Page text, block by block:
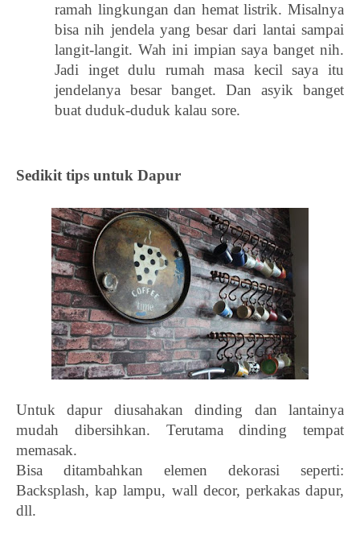
ramah lingkungan dan hemat listrik. Misalnya
bisa nih jendela yang besar dari lantai sampai
langit-langit. Wah ini impian saya banget nih.
Jadi inget dulu rumah masa kecil saya itu
jendelanya besar banget. Dan asyik banget
buat duduk-duduk kalau sore.
Sedikit tips untuk Dapur
Untuk dapur diusahakan dinding dan lantainya
mudah dibersihkan. Terutama dinding tempat
memasak.
Bisa ditambahkan elemen dekorasi seperti:
Backsplash, kap lampu, wall decor, perkakas dapur,
dll.